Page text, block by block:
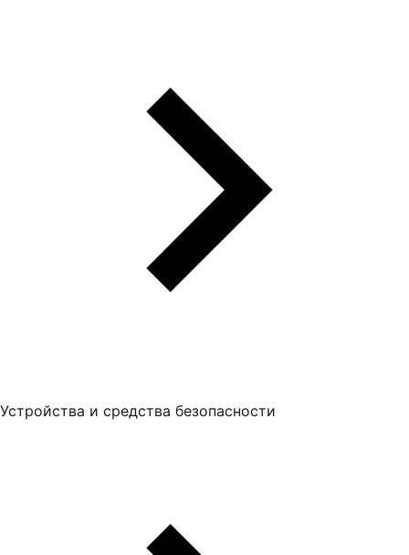
Устройства и средства безопасности